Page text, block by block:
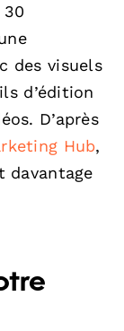
des visuels
d’édition
D’après
Hub,
davantage